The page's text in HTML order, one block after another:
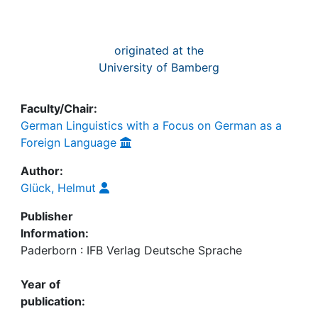
originated at the
University of Bamberg
Faculty/Chair:
German Linguistics with a Focus on German as a
Foreign Language
Author:
Glück, Helmut
Publisher
Information:
Paderborn : IFB Verlag Deutsche Sprache
Year of
publication: